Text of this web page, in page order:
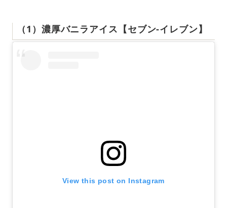
（1）濃厚バニラアイス【セブン-イレブン】
View this post on Instagram